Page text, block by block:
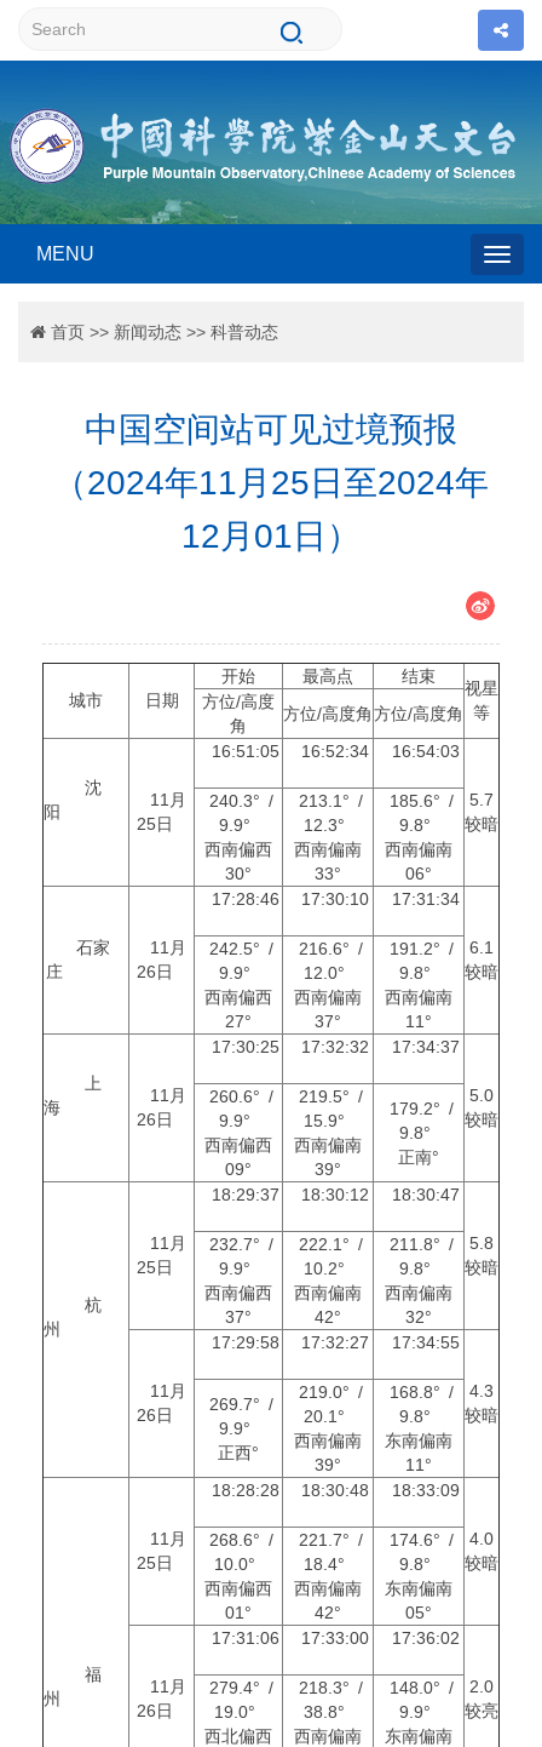
MENU
首页 >> 新闻动态 >> 科普动态
中国空间站可见过境预报
（2024年11月25日至2024年
12月01日）
城市 日期
开始 最高点 结束
视星
等
方位/高度
角
方位/高度角方位/高度角
沈
阳
11月
25日
16:51:05 16:52:34 16:54:03
5.7
较暗
240.3° /
9.9°
西南偏西
30°
213.1° /
12.3°
西南偏南
33°
185.6° /
9.8°
西南偏南
06°
石家
庄
11月
26日
17:28:46 17:30:10 17:31:34
6.1
较暗
242.5° /
9.9°
西南偏西
27°
216.6° /
12.0°
西南偏南
37°
191.2° /
9.8°
西南偏南
11°
上
海
11月
26日
17:30:25 17:32:32 17:34:37
5.0
较暗
260.6° /
9.9°
西南偏西
09°
219.5° /
15.9°
西南偏南
39°
179.2° /
9.8°
正南°
杭
州
11月
25日
18:29:37 18:30:12 18:30:47
5.8
较暗
232.7° /
9.9°
西南偏西
37°
222.1° /
10.2°
西南偏南
42°
211.8° /
9.8°
西南偏南
32°
11月
26日
17:29:58 17:32:27 17:34:55
4.3
较暗
269.7° /
9.9°
正西°
219.0° /
20.1°
西南偏南
39°
168.8° /
9.8°
东南偏南
11°
福
州
11月
25日
18:28:28 18:30:48 18:33:09
4.0
较暗
268.6° /
10.0°
西南偏西
01°
221.7° /
18.4°
西南偏南
42°
174.6° /
9.8°
东南偏南
05°
11月
26日
17:31:06 17:33:00 17:36:02
2.0
较亮
279.4° /
19.0°
西北偏西
218.3° /
38.8°
西南偏南
148.0° /
9.9°
东南偏南